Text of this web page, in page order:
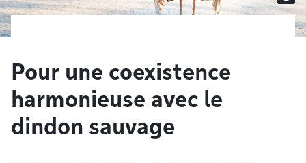
Pour une coexistence
harmonieuse avec le
dindon sauvage